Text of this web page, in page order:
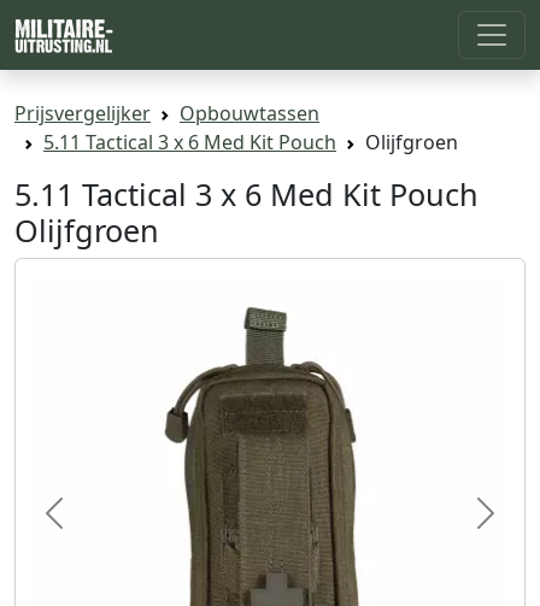
Prijsvergelijker
Opbouwtassen
5.11 Tactical 3 x 6 Med Kit Pouch
Olijfgroen
5.11 Tactical 3 x 6 Med Kit Pouch
Olijfgroen
Previous Next